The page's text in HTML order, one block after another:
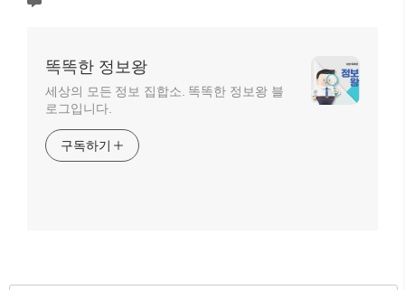
똑똑한 정보왕
세상의 모든 정보 집합소. 똑똑한 정보왕 블
로그입니다.
구독하기